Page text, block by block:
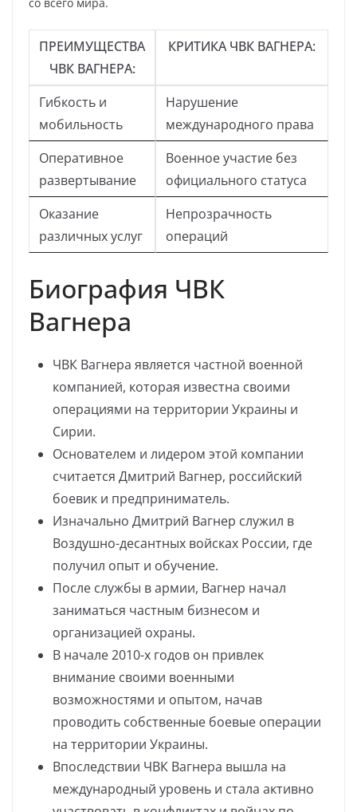
ПРЕИМУЩЕСТВА
ЧВК ВАГНЕРА:
КРИТИКА ЧВК ВАГНЕРА:
Гибкость и
мобильность
Нарушение
международного права
Оперативное
развертывание
Военное участие без
официального статуса
Оказание
различных услуг
Непрозрачность
операций
Биография ЧВК
Вагнера
ЧВК Вагнера является частной военной
компанией, которая известна своими
операциями на территории Украины и
Сирии.
Основателем и лидером этой компании
считается Дмитрий Вагнер, российский
боевик и предприниматель.
Изначально Дмитрий Вагнер служил в
Воздушно-десантных войсках России, где
получил опыт и обучение.
После службы в армии, Вагнер начал
заниматься частным бизнесом и
организацией охраны.
В начале 2010-х годов он привлек
внимание своими военными
возможностями и опытом, начав
проводить собственные боевые операции
на территории Украины.
Впоследствии ЧВК Вагнера вышла на
международный уровень и стала активно